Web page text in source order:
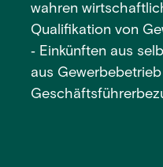
wahren
Qualifikation von
‑ Einkünften aus
aus